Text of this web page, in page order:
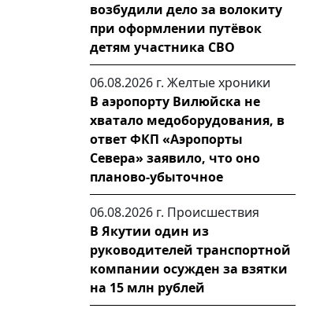
возбудили дело за волокиту
при оформлении путёвок
детям участника СВО
06.08.2026 г. Желтые хроники
В аэропорту Вилюйска не
хватало медоборудования, в
ответ ФКП «Аэропорты
Севера» заявило, что оно
планово-убыточное
06.08.2026 г. Происшествия
В Якутии один из
руководителей транспортной
компании осужден за взятки
на 15 млн рублей